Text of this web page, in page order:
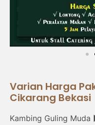
Varian Harga
Cikarang Bekasi
Kambing Guling Muda